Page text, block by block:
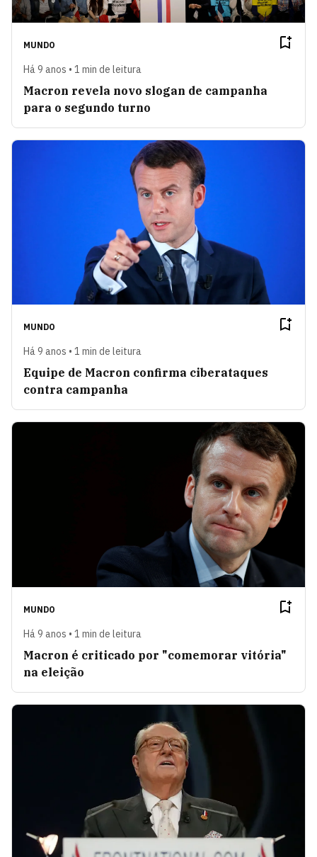
MUNDO
Há 9 anos • 1 min de leitura
Macron revela novo slogan de campanha
para o segundo turno
MUNDO
Há 9 anos • 1 min de leitura
Equipe de Macron confirma ciberataques
contra campanha
MUNDO
Há 9 anos • 1 min de leitura
Macron é criticado por "comemorar vitória"
na eleição